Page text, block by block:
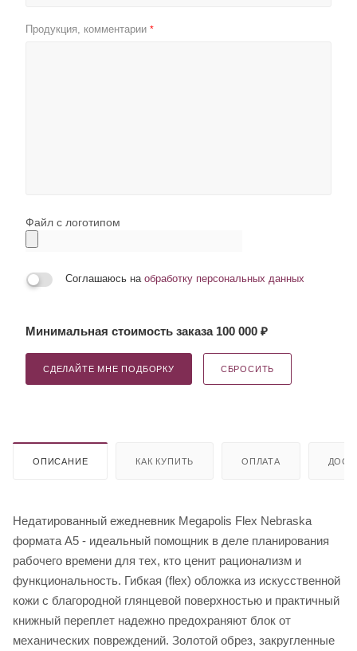
Продукция, комментарии *
Файл с логотипом
Соглашаюсь на обработку персональных данных
Минимальная стоимость заказа 100 000 ₽
СДЕЛАЙТЕ МНЕ ПОДБОРКУ СБРОСИТЬ
ОПИСАНИЕ КАК КУПИТЬ ОПЛАТА
Недатированный ежедневник Megapolis Flex Nebraska
формата А5 - идеальный помощник в деле планирования
рабочего времени для тех, кто ценит рационализм и
функциональность. Гибкая (flex) обложка из искусственной
кожи с благородной глянцевой поверхностью и практичный
книжный переплет надежно предохраняют блок от
механических повреждений. Золотой обрез, закругленные